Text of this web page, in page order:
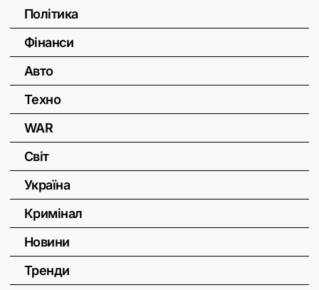
Політика
Фінанси
Авто
Техно
WAR
Світ
Україна
Кримінал
Новини
Тренди